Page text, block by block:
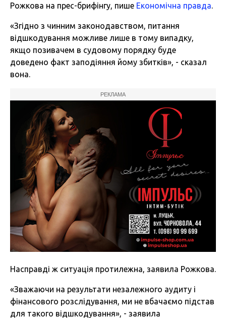
Рожкова на прес-брифінгу, пише Економічна правда.
«Згідно з чинним законодавством, питання
відшкодування можливе лише в тому випадку,
якщо позивачем в судовому порядку буде
доведено факт заподіяння йому збитків», - сказал
вона.
РЕКЛАМА
Насправді ж ситуація протилежна, заявила Рожкова.
«Зважаючи на результати незалежного аудиту і
фінансового розслідування, ми не вбачаємо підстав
для такого відшкодування», - заявила